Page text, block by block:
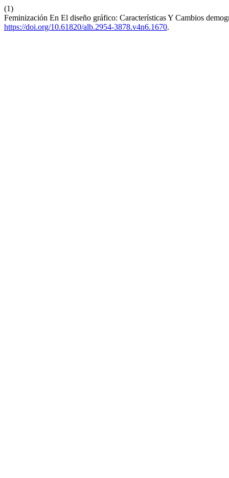
(1)
Feminización En El diseño gráfico: Características Y Cambios
https://doi.org/10.61820/alb.2954-3878.v4n6.1670.